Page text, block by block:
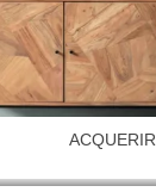
ACQUERIR